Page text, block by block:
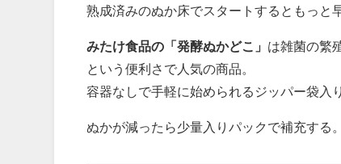
熟成済みのぬか床でスタートするともっと
みたけ食品の「発酵ぬかどこ」 は雑菌の繁
という便利さで人気の商品。
容器なしで手軽に始められるジッパー袋入
ぬかが減ったら少量入りパックで補充する。